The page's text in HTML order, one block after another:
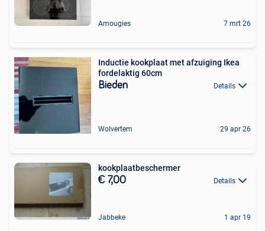
Amougies 7 mrt 26
Inductie kookplaat met afzuiging Ikea
fordelaktig 60cm
Bieden Details
Wolvertem 29 apr 26
kookplaatbeschermer
€ 7,00 Details
Jabbeke 1 apr 19